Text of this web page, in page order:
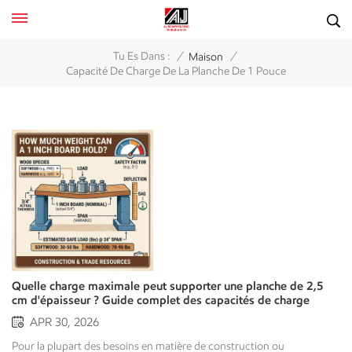
Tu Es Dans : / Maison /
Capacité De Charge De La Planche De 1 Pouce
Quelle charge maximale peut supporter une planche de 2,5
cm d'épaisseur ? Guide complet des capacités de charge
APR 30, 2026
Pour la plupart des besoins en matière de construction ou